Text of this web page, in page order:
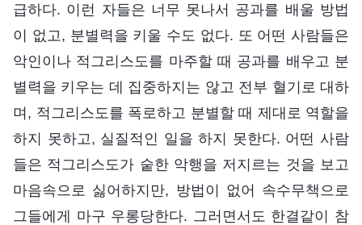
급하다. 이런 자들은 너무 못나서 공과를 배울 방법
이 없고, 분별력을 키울 수도 없다. 또 어떤 사람들은
악인이나 적그리스도를 마주할 때 공과를 배우고 분
별력을 키우는 데 집중하지는 않고 전부 혈기로 대하
며, 적그리스도를 폭로하고 분별할 때 제대로 역할을
하지 못하고, 실질적인 일을 하지 못한다. 어떤 사람
들은 적그리스도가 숱한 악행을 저지르는 것을 보고
마음속으로 싫어하지만, 방법이 없어 속수무책으로
그들에게 마구 우롱당한다. 그러면서도 한결같이 참